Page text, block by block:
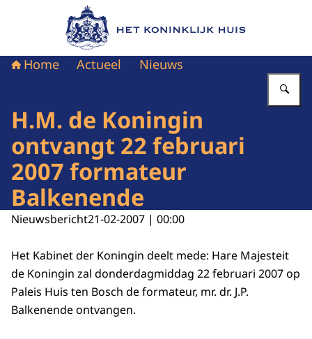
Naar de homepage van Het Koninklijk Huis
Home Actueel Nieuws
H.M. de Koningin
ontvangt 22 februari
2007 formateur
Balkenende
Nieuwsbericht21-02-2007 | 00:00
Het Kabinet der Koningin deelt mede: Hare Majesteit
de Koningin zal donderdagmiddag 22 februari 2007 op
Paleis Huis ten Bosch de formateur, mr. dr. J.P.
Balkenende ontvangen.